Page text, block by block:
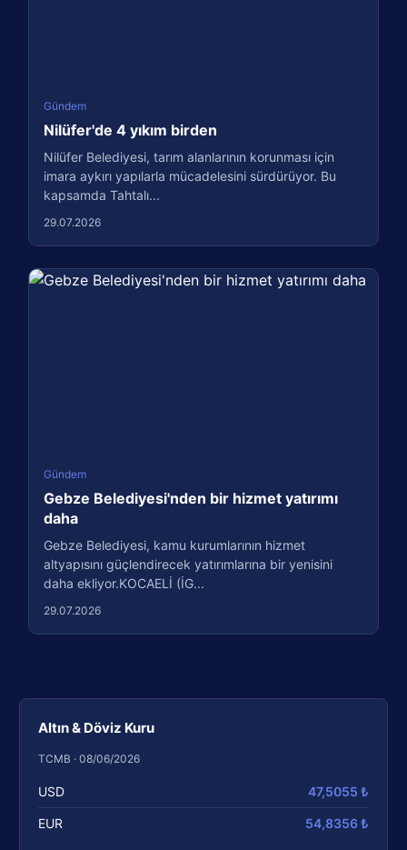
Altın & Döviz Kuru
TCMB · 08/06/2026
USD 47,5055 ₺
EUR 54,8356 ₺
Gündem
Nilüfer'de 4 yıkım birden
Nilüfer Belediyesi, tarım alanlarının korunması için
imara aykırı yapılarla mücadelesini sürdürüyor. Bu
kapsamda Tahtalı...
29.07.2026
Gündem
Gebze Belediyesi'nden bir hizmet yatırımı
daha
Gebze Belediyesi, kamu kurumlarının hizmet
altyapısını güçlendirecek yatırımlarına bir yenisini
daha ekliyor.KOCAELİ (İG...
29.07.2026